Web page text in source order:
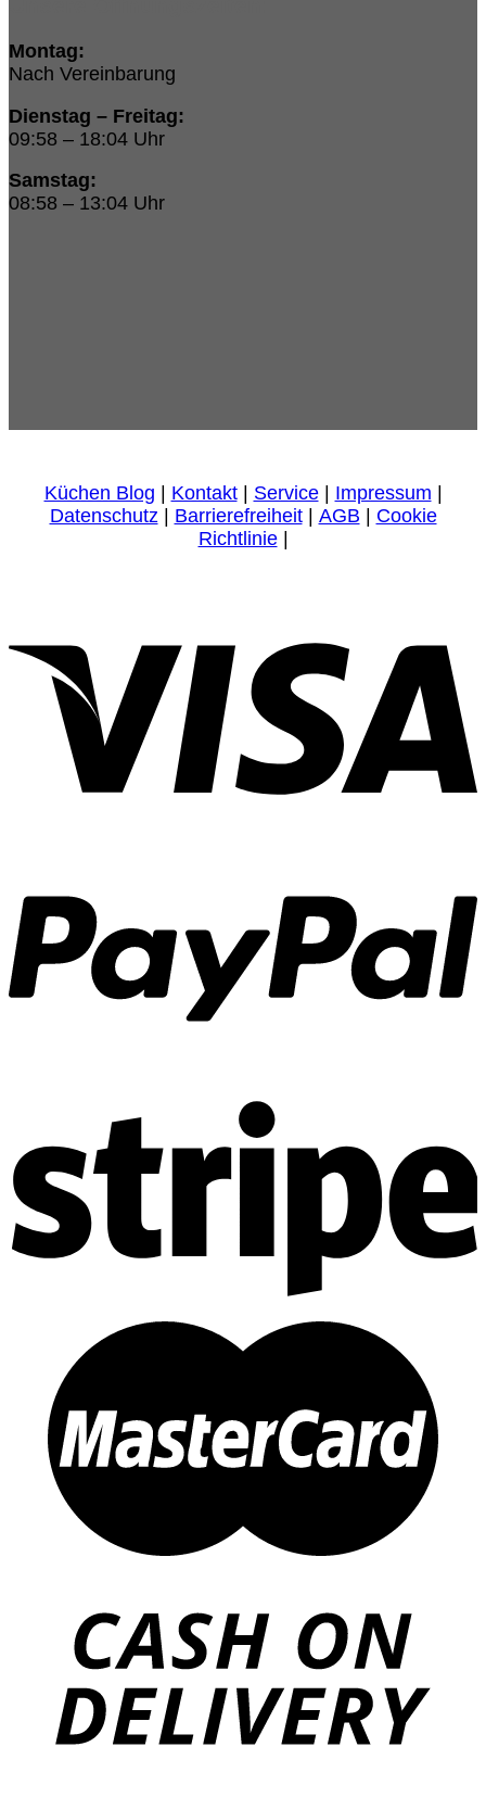
Montag:
Nach Vereinbarung
Dienstag – Freitag:
09:58 – 18:04 Uhr
Samstag:
08:58 – 13:04 Uhr
Küchen Blog | Kontakt| Service| Impressum |
Datenschutz | Barrierefreiheit| AGB | Cookie
Richtlinie|